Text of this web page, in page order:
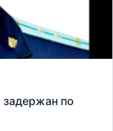
задержан по